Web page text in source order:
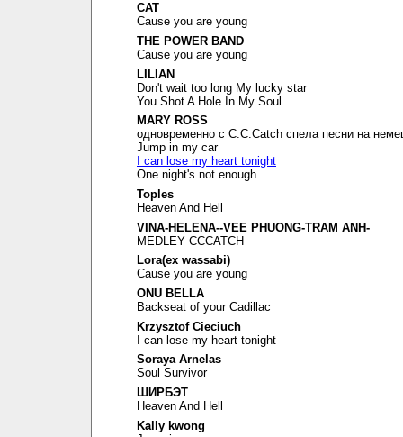
CAT
Cause you are young
THE POWER BAND
Cause you are young
LILIAN
Don't wait too long My lucky star
You Shot A Hole In My Soul
MARY ROSS
одновременно с C.C.Catch спела песни на
Jump in my car
I can lose my heart tonight
One night's not enough
Toples
Heaven And Hell
VINA-HELENA--VEE PHUONG-TRAM ANH-
MEDLEY CCCATCH
Lora(ex wassabi)
Cause you are young
ONU BELLA
Backseat of your Cadillac
Krzysztof Cieciuch
I can lose my heart tonight
Soraya Arnelas
Soul Survivor
ШИРБЭТ
Heaven And Hell
Kally kwong